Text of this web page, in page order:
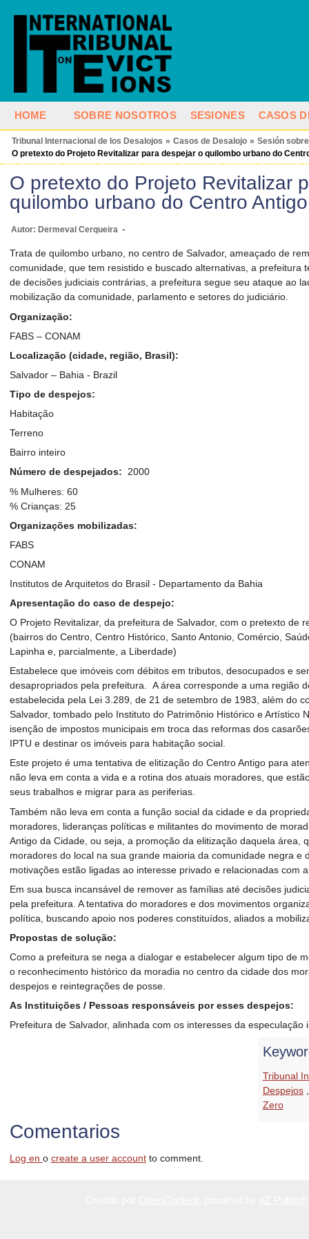
HOME SOBRE NOSOTROS SESIONES CASOS
Tribunal Internacional de los Desalojos » Casos de Desalojo » Sesión
O pretexto do Projeto Revitalizar para despejar o quilombo urbano do
O pretexto do Projeto Revitalizar
quilombo urbano do Centro
Autor: Dermeval Cerqueira -
Trata de quilombo urbano, no centro de Salvador, ameaçado de
comunidade, que tem resistido e buscado alternativas, a prefeitura
de decisões judiciais contrárias, a prefeitura segue seu ataque ao
mobilização da comunidade, parlamento e setores do judiciário.
Organização:
FABS – CONAM
Localização (cidade, região, Brasil):
Salvador – Bahia - Brazil
Tipo de despejos:
Habitação
Terreno
Bairro inteiro
Número de despejados: 2000
% Mulheres: 60
% Crianças: 25
Organizações mobilizadas:
FABS
CONAM
Institutos de Arquitetos do Brasil - Departamento da Bahia
Apresentação do caso de despejo:
O Projeto Revitalizar, da prefeitura de Salvador, com o pretexto de
(bairros do Centro, Centro Histórico, Santo Antonio, Comércio,
Lapinha e, parcialmente, a Liberdade)
Estabelece que imóveis com débitos em tributos, desocupados e
desapropriados pela prefeitura. A área corresponde a uma região
estabelecida pela Lei 3.289, de 21 de setembro de 1983, além do
Salvador, tombado pelo Instituto do Patrimônio Histórico e Artístico
isenção de impostos municipais em troca das reformas dos
IPTU e destinar os imóveis para habitação social.
Este projeto é uma tentativa de elitização do Centro Antigo para
não leva em conta a vida e a rotina dos atuais moradores, que
seus trabalhos e migrar para as periferias.
Também não leva em conta a função social da cidade e da
moradores, lideranças políticas e militantes do movimento de
Antigo da Cidade, ou seja, a promoção da elitização daquela área,
moradores do local na sua grande maioria da comunidade negra
motivações estão ligadas ao interesse privado e relacionadas com
Em sua busca incansável de remover as famílias até decisões
pela prefeitura. A tentativa do moradores e dos movimentos
política, buscando apoio nos poderes constituídos, aliados a
Propostas de solução:
Como a prefeitura se nega a dialogar e estabelecer algum tipo de
o reconhecimento histórico da moradia no centro da cidade dos
despejos e reintegrações de posse.
As Instituições / Pessoas responsáveis por esses despejos:
Prefeitura de Salvador, alinhada com os interesses da
Tribunal
Despejos
Zero
Comentarios
Log en o create a user accountto comment.